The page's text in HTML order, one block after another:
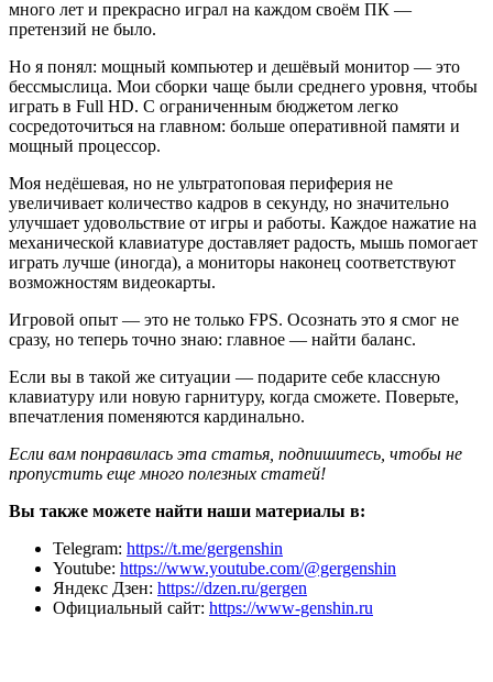
много лет и прекрасно играл на каждом своём ПК —
претензий не было.
Но я понял: мощный компьютер и дешёвый монитор — это
бессмыслица. Мои сборки чаще были среднего уровня, чтобы
играть в Full HD. С ограниченным бюджетом легко
сосредоточиться на главном: больше оперативной памяти и
мощный процессор.
Моя недёшевая, но не ультратоповая периферия не
увеличивает количество кадров в секунду, но значительно
улучшает удовольствие от игры и работы. Каждое нажатие на
механической клавиатуре доставляет радость, мышь помогает
играть лучше (иногда), а мониторы наконец соответствуют
возможностям видеокарты.
Игровой опыт — это не только FPS. Осознать это я смог не
сразу, но теперь точно знаю: главное — найти баланс.
Если вы в такой же ситуации — подарите себе классную
клавиатуру или новую гарнитуру, когда сможете. Поверьте,
впечатления поменяются кардинально.
Если вам понравилась эта статья, подпишитесь, чтобы не
пропустить еще много полезных статей!
Вы также можете найти наши материалы в:
Telegram: https://t.me/gergenshin
Youtube: https://www.youtube.com/@gergenshin
Яндекс Дзен: https://dzen.ru/gergen
Официальный сайт: https://www-genshin.ru